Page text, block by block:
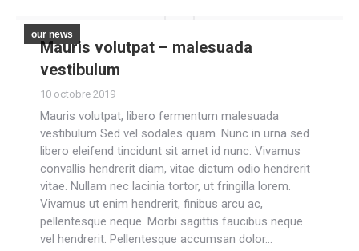
our news
Mauris volutpat – malesuada
vestibulum
10 octobre 2019
Mauris volutpat, libero fermentum malesuada
vestibulum Sed vel sodales quam. Nunc in urna sed
libero eleifend tincidunt sit amet id nunc. Vivamus
convallis hendrerit diam, vitae dictum odio hendrerit
vitae. Nullam nec lacinia tortor, ut fringilla lorem.
Vivamus ut enim hendrerit, finibus arcu ac,
pellentesque neque. Morbi sagittis faucibus neque
vel hendrerit. Pellentesque accumsan dolor…